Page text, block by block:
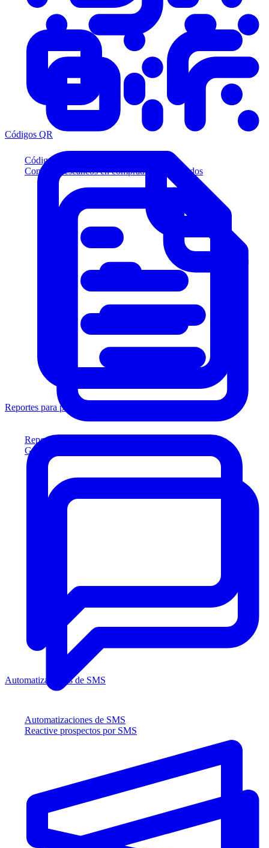
Códigos QR
Convierta escaneos en compradores calificados
Reportes para prestamistas
Genere reportes listos para el prestamista
Automatizaciones de SMS
Reactive prospectos por SMS
Códigos QR
Reportes para prestamistas
Automatizaciones de SMS